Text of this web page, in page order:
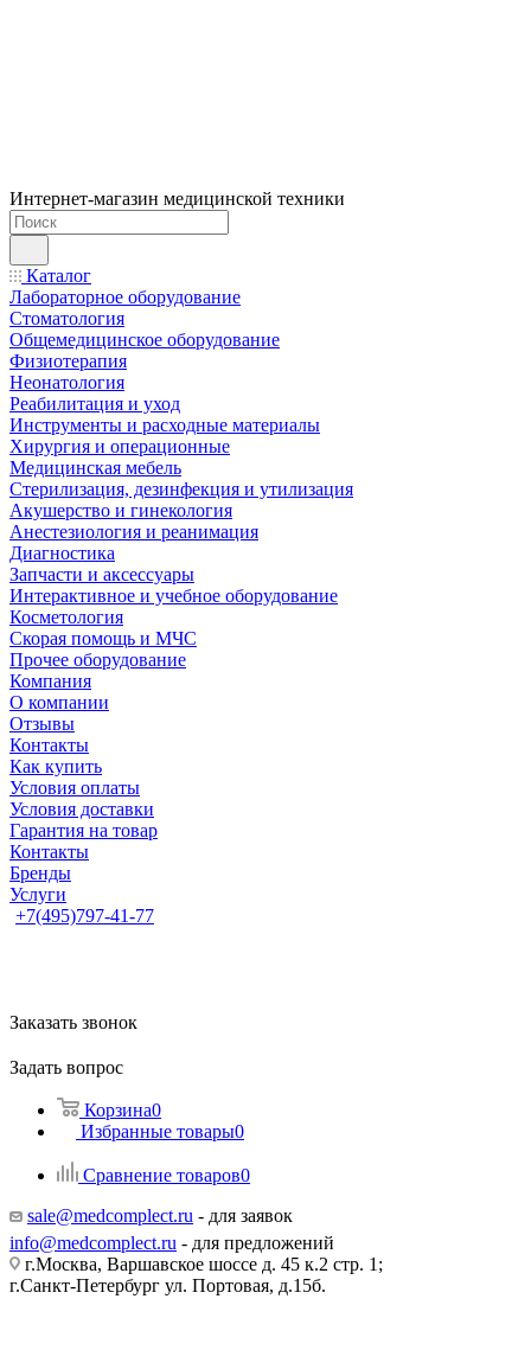
Интернет-магазин медицинской техники
Каталог
Лабораторное оборудование
Стоматология
Общемедицинское оборудование
Физиотерапия
Неонатология
Реабилитация и уход
Инструменты и расходные материалы
Хирургия и операционные
Медицинская мебель
Стерилизация, дезинфекция и утилизация
Акушерство и гинекология
Анестезиология и реанимация
Диагностика
Запчасти и аксессуары
Интерактивное и учебное оборудование
Косметология
Скорая помощь и МЧС
Прочее оборудование
Компания
О компании
Отзывы
Контакты
Как купить
Условия оплаты
Условия доставки
Гарантия на товар
Контакты
Бренды
Услуги
+7(495)797-41-77
Заказать звонок
Задать вопрос
Корзина0
Избранные товары0
Сравнение товаров0
sale@medcomplect.ru - для заявок
info@medcomplect.ru - для предложений
г.Москва, Варшавское шоссе д. 45 к.2 стр. 1;
г.Санкт-Петербург ул. Портовая, д.15б.